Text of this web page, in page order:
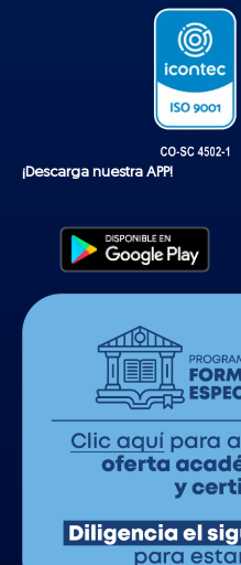
¡Descarga nuestra APP!